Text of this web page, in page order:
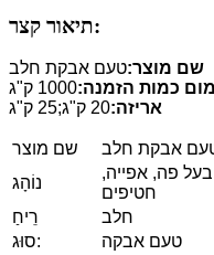
תיאור קצר:
שם מוצר:טעם אבקת חלב
כמות הזמנה:1000 ק"ג
אריזה:20 ק"ג;25 ק"ג
שם מוצר
אבקת חלב
נוֹהָג
פה, אפייה,
חטיפים
רֵיחַ
חלב
סוּג:
טעם אבקה